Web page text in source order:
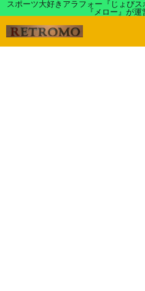
スポーツ大好きアラフォー『じょび
『メロー』が